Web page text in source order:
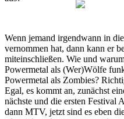
Wenn jemand irgendwann in
vernommen hat, dann kann er
miteinschließen. Wie und
Powermetal als (Wer)Wölfe
Powermetal als Zombies?
Egal, es kommt an, zunächst
nächste und die ersten Festival
dann MTV, jetzt sind es eben